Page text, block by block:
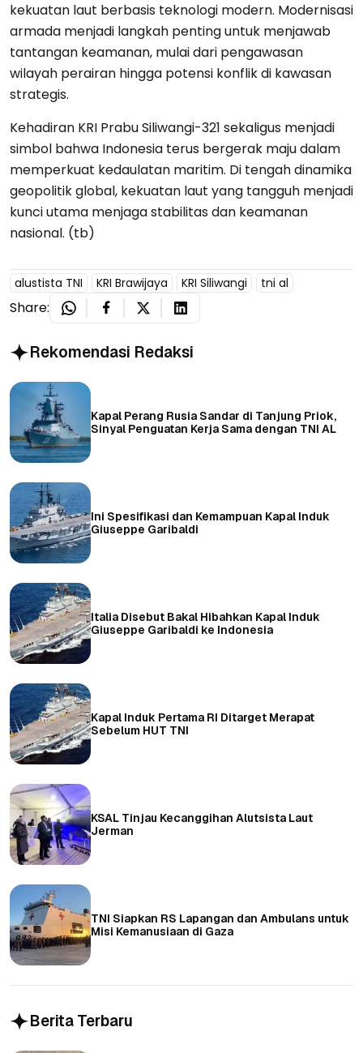
kekuatan laut berbasis teknologi modern. Modernisasi
armada menjadi langkah penting untuk menjawab
tantangan keamanan, mulai dari pengawasan
wilayah perairan hingga potensi konflik di kawasan
strategis.
Kehadiran KRI Prabu Siliwangi-321 sekaligus menjadi
simbol bahwa Indonesia terus bergerak maju dalam
memperkuat kedaulatan maritim. Di tengah dinamika
geopolitik global, kekuatan laut yang tangguh menjadi
kunci utama menjaga stabilitas dan keamanan
nasional. (tb)
alustista TNI KRI Brawijaya KRI Siliwangi tni al
Share:
Rekomendasi Redaksi
Kapal Perang Rusia Sandar di Tanjung Priok,
Sinyal Penguatan Kerja Sama dengan TNI AL
Ini Spesifikasi dan Kemampuan Kapal Induk
Giuseppe Garibaldi
Italia Disebut Bakal Hibahkan Kapal Induk
Giuseppe Garibaldi ke Indonesia
Kapal Induk Pertama RI Ditarget Merapat
Sebelum HUT TNI
KSAL Tinjau Kecanggihan Alutsista Laut
Jerman
TNI Siapkan RS Lapangan dan Ambulans untuk
Misi Kemanusiaan di Gaza
Berita Terbaru